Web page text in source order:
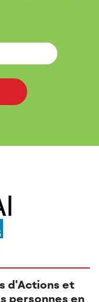
d'Actions et
personnes en